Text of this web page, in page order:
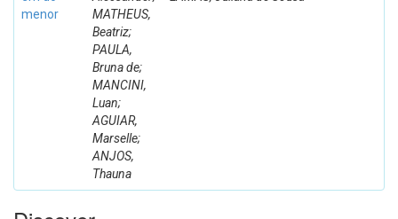
menor
MATHEUS,
Beatriz;
PAULA,
Bruna de;
MANCINI,
Luan;
AGUIAR,
Marselle;
ANJOS,
Thauna